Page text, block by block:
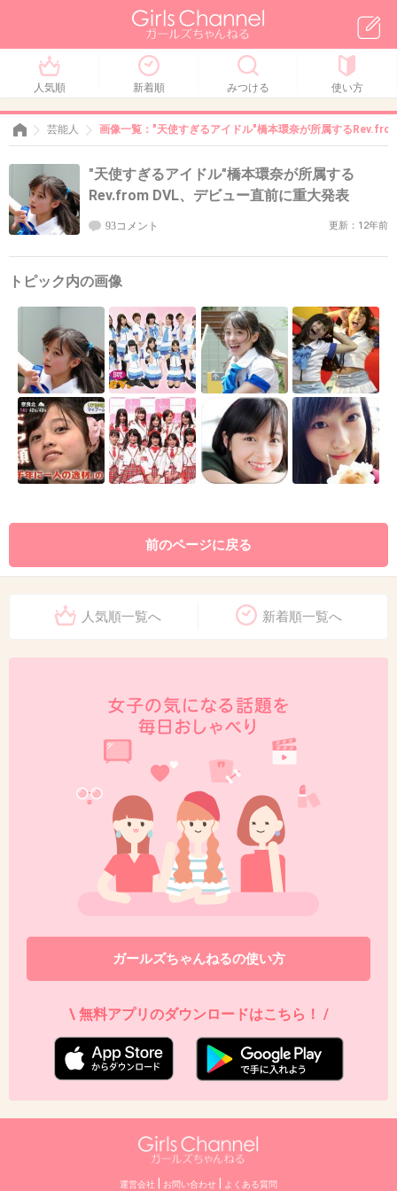
人気順 新着順 みつける 使い方
芸能人 画像一覧："天使すぎるアイドル"橋本環奈が所属する
"天使すぎるアイドル"橋本環奈が所属する
Rev.from DVL、デビュー直前に重大発表
93コメント 更新：12年前
トピック内の画像
前のページに戻る
人気順一覧へ 新着順一覧へ
ガールズちゃんねるの使い方
\ 無料アプリのダウンロードはこちら！ /
運営会社 お問い合わせ よくある質問